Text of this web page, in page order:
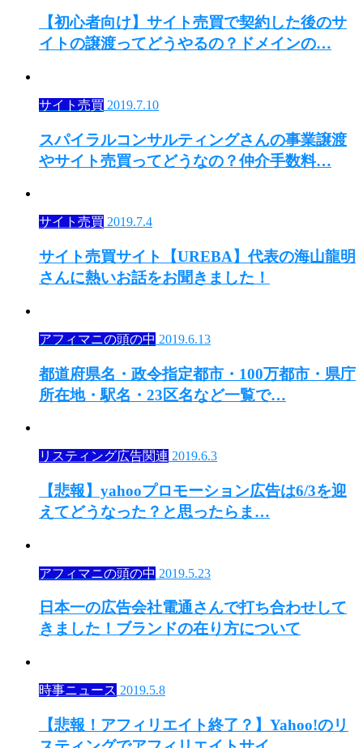
【初心者向け】サイト売買で契約した後のサ
イトの譲渡ってどうやるの？ドメインの…
サイト売買 2019.7.10
スパイラルコンサルティングさんの事業譲渡
やサイト売買ってどうなの？仲介手数料…
サイト売買 2019.7.4
サイト売買サイト【UREBA】代表の海山龍明
さんに熱いお話をお聞きました！
アフィマニの頭の中 2019.6.13
都道府県名・政令指定都市・100万都市・県庁
所在地・駅名・23区名など一覧で…
リスティング広告関連 2019.6.3
【悲報】yahooプロモーション広告は6/3を迎
えてどうなった？と思ったらま…
アフィマニの頭の中 2019.5.23
日本一の広告会社電通さんで打ち合わせして
きました！ブランドの在り方について
時事ニュース 2019.5.8
【悲報！アフィリエイト終了？】Yahoo!のリ